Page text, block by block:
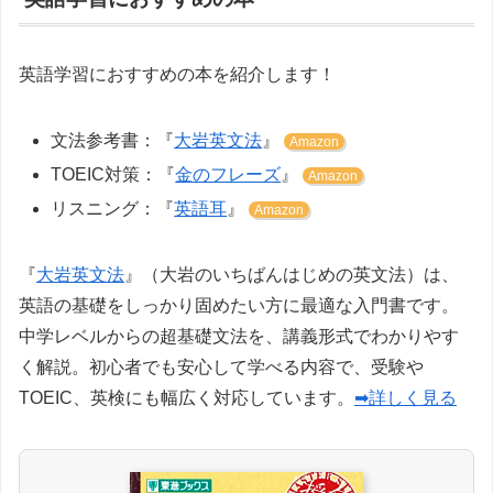
英語学習におすすめの本を紹介します！
文法参考書：『大岩英文法 』 Amazon
TOEIC対策：『金のフレーズ 』 Amazon
リスニング：『英語耳』 Amazon
『大岩英文法』（大岩のいちばんはじめの英文法）は、
英語の基礎をしっかり固めたい方に最適な入門書です。
中学レベルからの超基礎文法を、講義形式でわかりやす
く解説。初心者でも安心して学べる内容で、受験や
TOEIC、英検にも幅広く対応しています。 ➡詳しく見る